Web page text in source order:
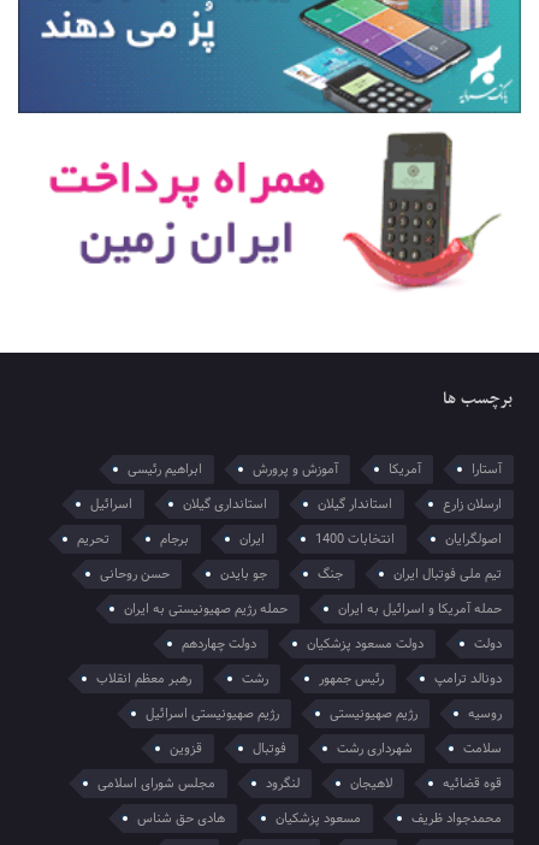
برچسب ها
آستارا آمریکا آموزش و پرورش
ابراهیم رئیسی
ارسلان زارع
استاندار گیلان استانداری گیلان
اسرائیل
اصولگرایان
انتخابات 1400 ایران برجام
تحریم
تیم ملی فوتبال ایران
جنگ جو بایدن
حسن روحانی
حمله آمریکا و اسرائیل به ایران
حمله رژیم صهیونیستی به ایران
دولت
دولت مسعود پزشکیان
دولت چهاردهم
دونالد ترامپ
رئیس جمهور رشت
رهبر معظم انقلاب
روسیه
رژیم صهیونیستی
رژیم صهیونیستی اسرائیل
سلامت
شهرداری رشت فوتبال
قزوین
قوه قضائیه
لاهیجان لنگرود
مجلس شورای اسلامی
محمدجواد ظریف
مسعود پزشکیان
هادی حق شناس